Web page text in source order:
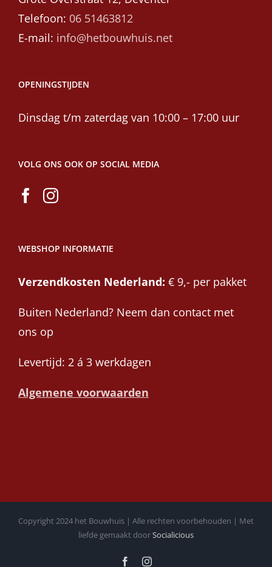
Telefoon: 06 51463812
E-mail: info@hetbouwhuis.net
OPENINGSTIJDEN
Dinsdag t/m zaterdag van 10:00 – 17:00 uur
VOLG ONS OOK OP SOCIAL MEDIA
WEBSHOP INFORMATIE
Verzendkosten Nederland: € 9,- per pakket
Buiten Nederland? Neem dan contact met
ons op
Levertijd: 2 á 3 werkdagen
Algemene voorwaarden
Copyright 2024 het Bouwhuis | Alle rechten voorbehouden | Met
liefde gemaakt doorSocialicious
FacebookInstagram